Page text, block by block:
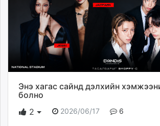
Энэ хагас сайнд дэлхийн
болно
2
2026/06/17 6